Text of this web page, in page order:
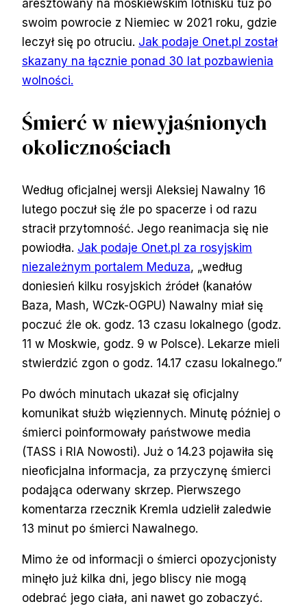
aresztowany na moskiewskim lotnisku tuż po
swoim powrocie z Niemiec w 2021 roku, gdzie
leczył się po otruciu. Jak podaje Onet.pl został
skazany na łącznie ponad 30 lat pozbawienia
wolności.
Śmierć w niewyjaśnionych
okolicznościach
Według oficjalnej wersji Aleksiej Nawalny 16
lutego poczuł się źle po spacerze i od razu
stracił przytomność. Jego reanimacja się nie
powiodła. Jak podaje Onet.pl za rosyjskim
niezależnym portalem Meduza, „według
doniesień kilku rosyjskich źródeł (kanałów
Baza, Mash, WCzk-OGPU) Nawalny miał się
poczuć źle ok. godz. 13 czasu lokalnego (godz.
11 w Moskwie, godz. 9 w Polsce). Lekarze mieli
stwierdzić zgon o godz. 14.17 czasu lokalnego.”
Po dwóch minutach ukazał się oficjalny
komunikat służb więziennych. Minutę później o
śmierci poinformowały państwowe media
(TASS i RIA Nowosti). Już o 14.23 pojawiła się
nieoficjalna informacja, za przyczynę śmierci
podająca oderwany skrzep. Pierwszego
komentarza rzecznik Kremla udzielił zaledwie
13 minut po śmierci Nawalnego.
Mimo że od informacji o śmierci opozycjonisty
minęło już kilka dni, jego bliscy nie mogą
odebrać jego ciała, ani nawet go zobaczyć.